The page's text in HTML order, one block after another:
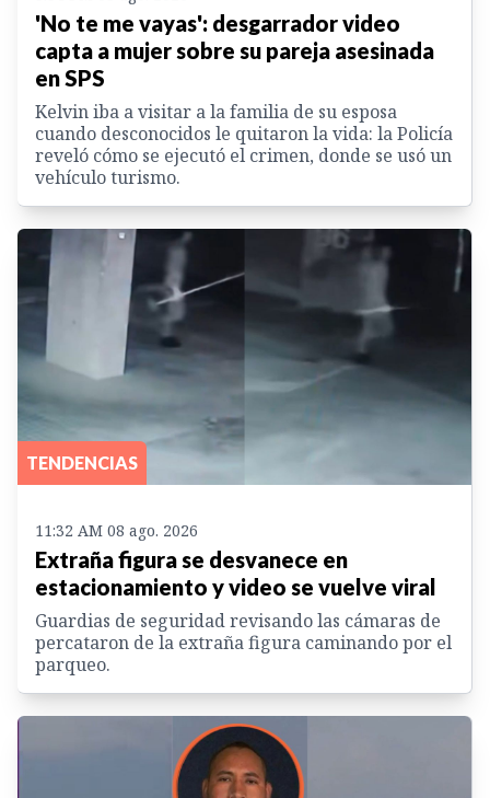
'No te me vayas': desgarrador video
capta a mujer sobre su pareja asesinada
en SPS
Kelvin iba a visitar a la familia de su esposa
cuando desconocidos le quitaron la vida: la Policía
reveló cómo se ejecutó el crimen, donde se usó un
vehículo turismo.
TENDENCIAS
11:32 AM 08 ago. 2026
Extraña figura se desvanece en
estacionamiento y video se vuelve viral
Guardias de seguridad revisando las cámaras de
percataron de la extraña figura caminando por el
parqueo.